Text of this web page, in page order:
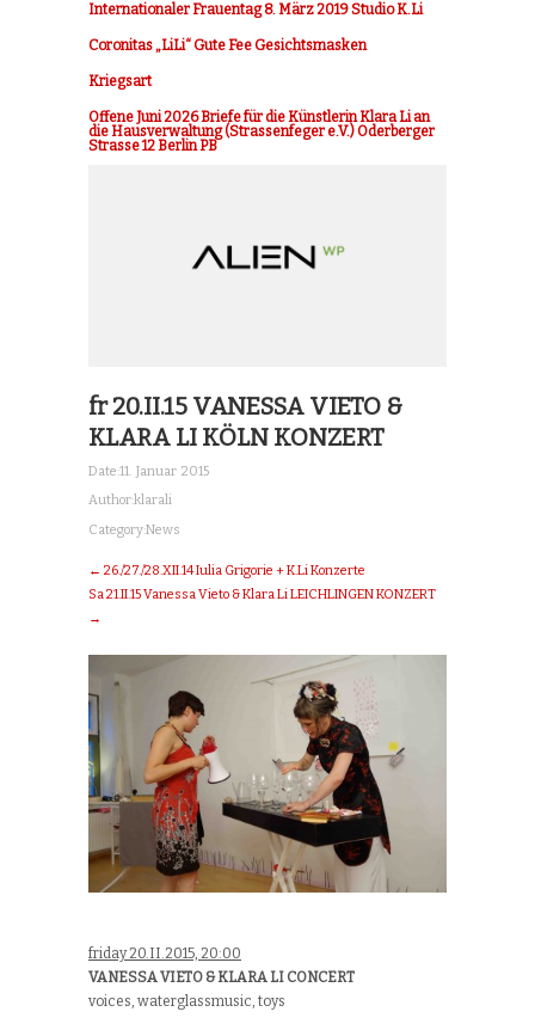
Internationaler Frauentag 8. März 2019 Studio K.Li
Coronitas „LiLi“ Gute Fee Gesichtsmasken
Kriegsart
Offene Juni 2026 Briefe für die Künstlerin Klara Li an
die Hausverwaltung (Strassenfeger e.V.) Oderberger
Strasse 12 Berlin PB
fr 20.II.15 VANESSA VIETO &
KLARA LI KÖLN KONZERT
Date:11. Januar 2015
Author:klarali
Category:News
← 26./27./28.XII.14 Iulia Grigorie + K.Li Konzerte
Sa 21.II.15 Vanessa Vieto & Klara Li LEICHLINGEN KONZERT
→
friday 20.II.2015, 20:00
VANESSA VIETO & KLARA LI CONCERT
voices, waterglassmusic, toys